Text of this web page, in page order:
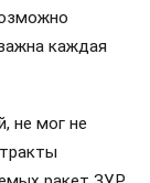
каждая
не мог не